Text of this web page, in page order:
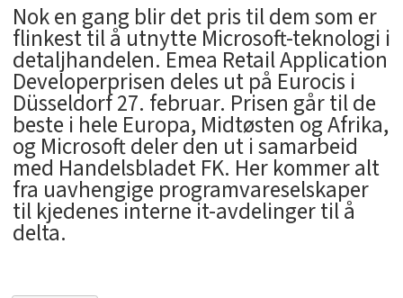
Nok en gang blir det pris til dem som er
flinkest til å utnytte Microsoft-teknologi i
detaljhandelen. Emea Retail Application
Developerprisen deles ut på Eurocis i
Düsseldorf 27. februar. Prisen går til de
beste i hele Europa, Midtøsten og Afrika,
og Microsoft deler den ut i samarbeid
med Handelsbladet FK. Her kommer alt
fra uavhengige programvareselskaper
til kjedenes interne it-avdelinger til å
delta.